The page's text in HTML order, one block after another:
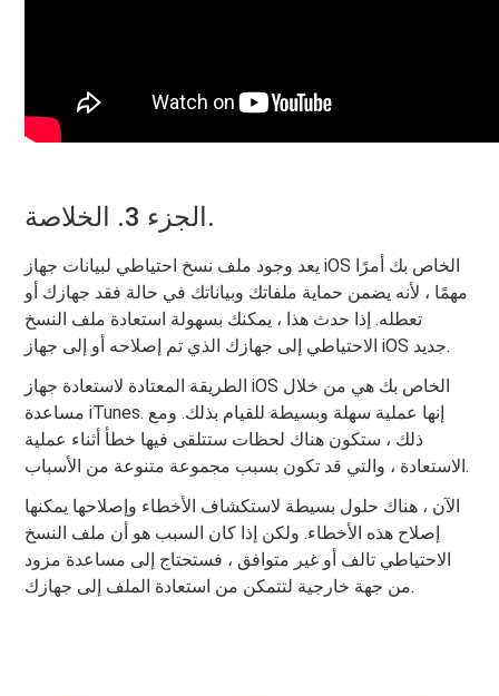
الجزء 3. الخلاصة.
يعد وجود ملف نسخ احتياطي لبيانات جهاز iOS الخاص بك أمرًا
مهمًا ، لأنه يضمن حماية ملفاتك وبياناتك في حالة فقد جهازك أو
تعطله. إذا حدث هذا ، يمكنك بسهولة استعادة ملف النسخ
الاحتياطي إلى جهازك الذي تم إصلاحه أو إلى جهاز iOS جديد.
الطريقة المعتادة لاستعادة جهاز iOS الخاص بك هي من خلال
مساعدة iTunes. إنها عملية سهلة وبسيطة للقيام بذلك. ومع
ذلك ، ستكون هناك لحظات ستتلقى فيها خطأ أثناء عملية
الاستعادة ، والتي قد تكون بسبب مجموعة متنوعة من الأسباب.
الآن ، هناك حلول بسيطة لاستكشاف الأخطاء وإصلاحها يمكنها
إصلاح هذه الأخطاء. ولكن إذا كان السبب هو أن ملف النسخ
الاحتياطي تالف أو غير متوافق ، فستحتاج إلى مساعدة مزود
من جهة خارجية لتتمكن من استعادة الملف إلى جهازك.